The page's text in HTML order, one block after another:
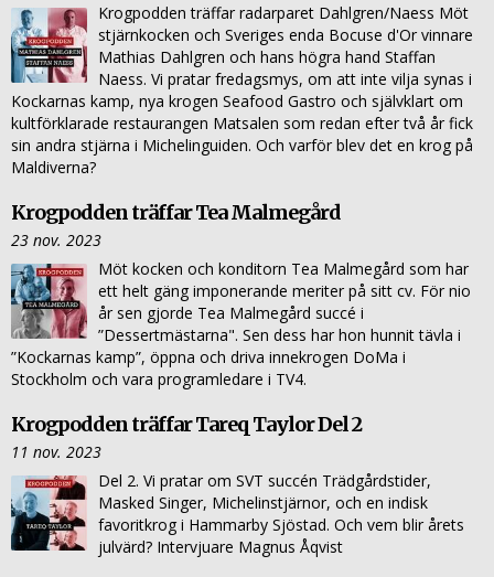
Krogpodden träffar radarparet Dahlgren/Naess Möt
stjärnkocken och Sveriges enda Bocuse d'Or vinnare
Mathias Dahlgren och hans högra hand Staffan
Naess. Vi pratar fredagsmys, om att inte vilja synas i
Kockarnas kamp, nya krogen Seafood Gastro och självklart om
kultförklarade restaurangen Matsalen som redan efter två år fick
sin andra stjärna i Michelinguiden. Och varför blev det en krog på
Maldiverna?
Krogpodden träffar Tea Malmegård
23 nov. 2023
Möt kocken och konditorn Tea Malmegård som har
ett helt gäng imponerande meriter på sitt cv. För nio
år sen gjorde Tea Malmegård succé i
”Dessertmästarna". Sen dess har hon hunnit tävla i
”Kockarnas kamp”, öppna och driva innekrogen DoMa i
Stockholm och vara programledare i TV4.
Krogpodden träffar Tareq Taylor Del 2
11 nov. 2023
Del 2. Vi pratar om SVT succén Trädgårdstider,
Masked Singer, Michelinstjärnor, och en indisk
favoritkrog i Hammarby Sjöstad. Och vem blir årets
julvärd? Intervjuare Magnus Åqvist